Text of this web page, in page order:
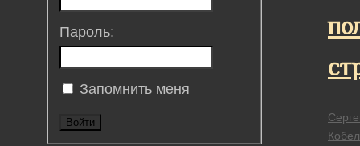
Пароль:
Запомнить меня
Войти